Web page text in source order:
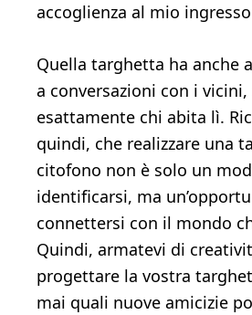
accoglienza al mio
Quella targhetta ha anche
a conversazioni con i
esattamente chi abita lì.
quindi, che realizzare una
citofono non è solo un
identificarsi, ma
connettersi con il mondo
Quindi, armatevi di
progettare la vostra
mai quali nuove amicizie